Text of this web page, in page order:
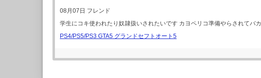
08月07日 フレンド
学生にコキ使われたり奴隷扱いされたいです カヨペリコ準備やらされて
PS4/PS5/PS3 GTA5 グランドセフトオート5